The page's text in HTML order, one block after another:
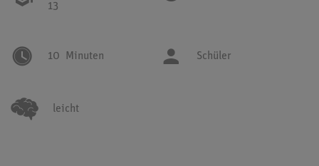
13
10 Minuten Schüler
leicht